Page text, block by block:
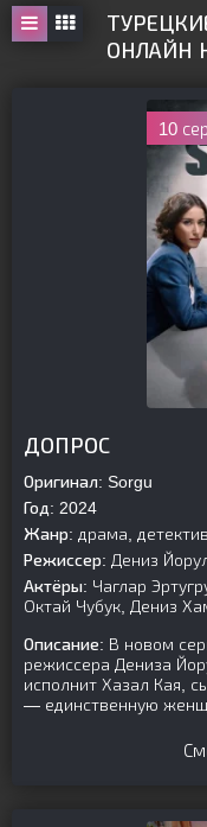
ОНЛАЙН
10
ДОПРОС
Оригинал: Sorgu
Год: 2024
Жанр: драма, детектив
Режиссер: Дениз
Актёры: Чаглар
Октай Чубук, Дениз
Описание: В новом
режиссера Дениза
исполнит Хазал Кая,
— единственную